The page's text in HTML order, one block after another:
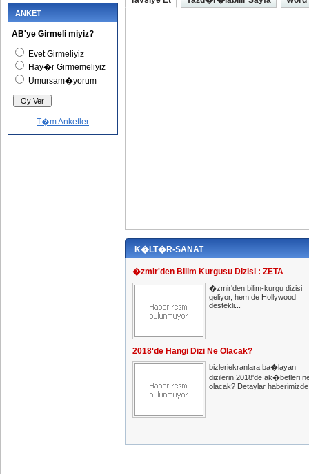
ANKET
AB'ye Girmeli miyiz?
Evet Girmeliyiz
Hay�r Girmemeliyiz
Umursam�yorum
T�m Anketler
K�LT�R-SANAT
�zmir'den Bilim Kurgusu Dizisi : ZETA
�zmir'den bilim-kurgu dizisi
geliyor, hem de Hollywood
destekli...
2018'de Hangi Dizi Ne Olacak?
bizleriekranlara ba�layan
dizilerin 2018'de ak�betleri
olacak? Detaylar